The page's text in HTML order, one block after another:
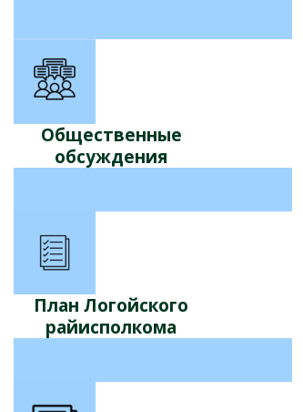
Общественные
обсуждения
План Логойского
райисполкома